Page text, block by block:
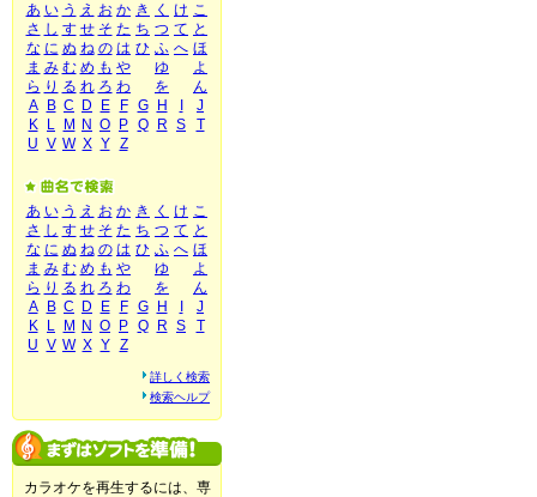
あ い う え お か き く け こ
さ し す せ そ た ち つ て と
な に ぬ ね の は ひ ふ へ ほ
ま み む め も や ゆ
よ
ら り る れ ろ わ を
ん
A
B C D E F G H
J
K
L M N O P Q R S
T
U V W X Y Z
あ い う え お か き く け こ
さ し す せ そ た ち つ て と
な に ぬ ね の は ひ ふ へ ほ
ま み む め も や ゆ
よ
ら り る れ ろ わ を
ん
A
B C D E F G H
J
K
L M N O P Q R S
T
U V W X Y Z
詳しく検索
検索ヘルプ
カラオケを再生するには、専